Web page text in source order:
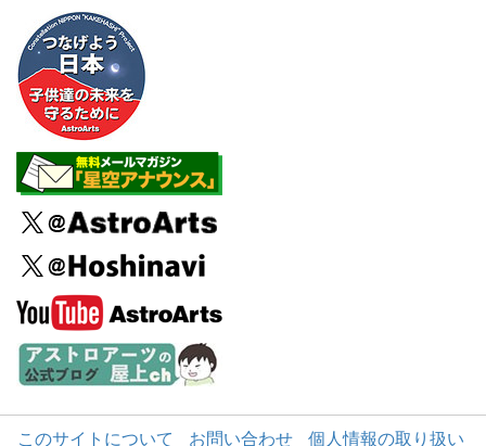
このサイトについて お問い合わせ 個人情報の取り扱い